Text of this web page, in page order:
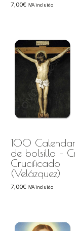
7,00€ IVA incluido
100
de bolsillo –
Crucificado
(Velázquez)
7,00€ IVA incluido